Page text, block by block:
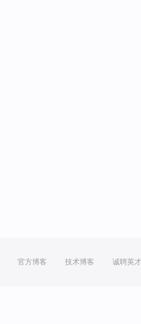
官方博客 技术博客 诚聘英才